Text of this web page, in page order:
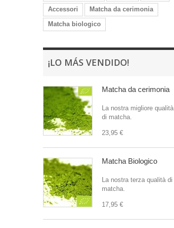
Accessori
Matcha da cerimonia
Matcha biologico
¡LO MÁS VENDIDO!
Matcha da cerimonia
La nostra migliore qualità
di matcha.
23,95 €
Matcha Biologico
La nostra terza qualità di
matcha.
17,95 €